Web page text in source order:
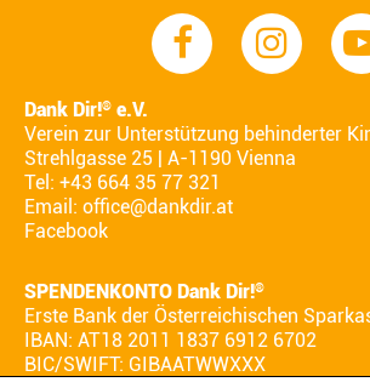
Dank Dir!® e.V.
Verein zur Unterstützung behinderter
Strehlgasse 25 | A-1190 Vienna
Tel: +43 664 35 77 321
Email: office@dankdir.at
Facebook
SPENDENKONTO Dank Dir!®
Erste Bank der Österreichischen
IBAN: AT18 2011 1837 6912 6702
BIC/SWIFT: GIBAATWWXXX